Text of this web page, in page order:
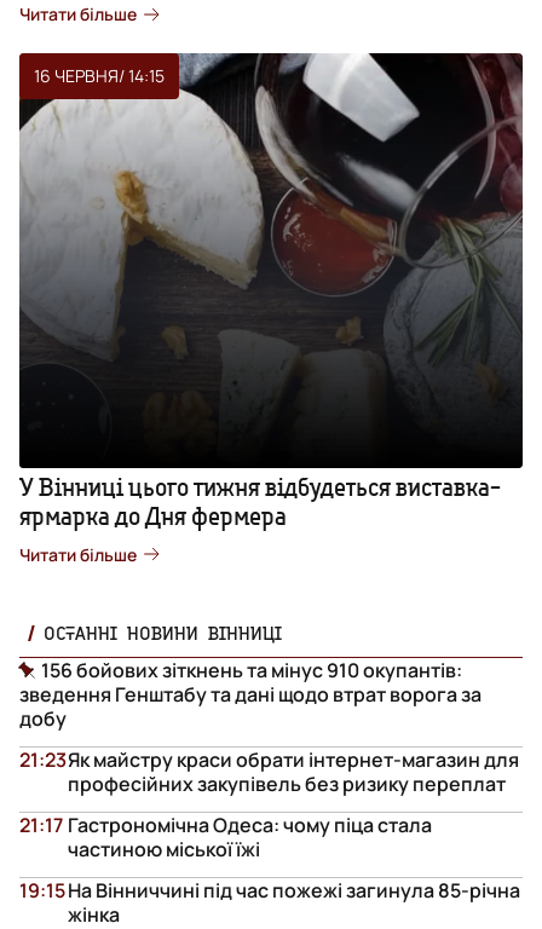
Читати більше
16 ЧЕРВНЯ/ 14:15
У Вінниці цього тижня відбудеться виставка-
ярмарка до Дня фермера
Читати більше
ОСТАННІ НОВИНИ ВІННИЦІ
156 бойових зіткнень та мінус 910 окупантів:
зведення Генштабу та дані щодо втрат ворога за
добу
Як майстру краси обрати інтернет-магазин для
професійних закупівель без ризику переплат
21:23
Гастрономічна Одеса: чому піца стала
частиною міської їжі
21:17
На Вінниччині під час пожежі загинула 85-річна
жінка
19:15